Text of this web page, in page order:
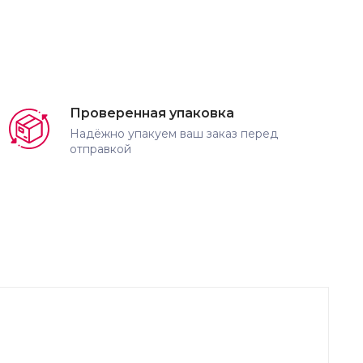
Проверенная упаковка
Надёжно упакуем ваш заказ перед
отправкой